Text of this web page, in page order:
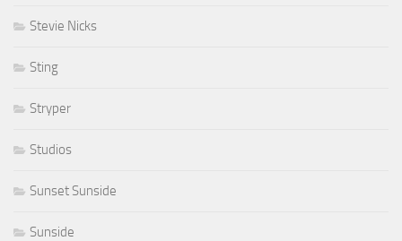
Stevie Nicks
Sting
Stryper
Studios
Sunset Sunside
Sunside